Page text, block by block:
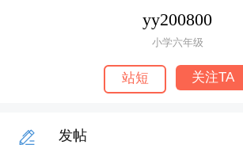
yy200800
小学六年级
站短 关注TA
发帖